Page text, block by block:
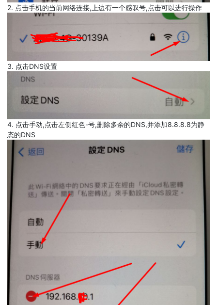
2. 点击手机的当前网络连接,上边有一个感叹号,点击可以进行操作
3. 点击DNS设置
4. 点击手动,点击左侧红色-号,删除多余的DNS,并添加8.8.8.8为静
态的DNS